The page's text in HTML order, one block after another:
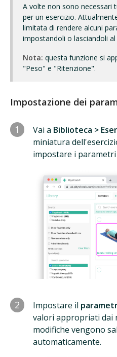
A volte non sono necessari
per un esercizio.
limitata di rendere alcuni
impostandoli o lasciandoli
Nota: questa funzione si
"Peso" e "Ritenzione".
Impostazione dei
1 Vai a Biblioteca >
miniatura
impostare i
2 Impostare il
valori appropriati dai
modifiche vengono
automaticamente.